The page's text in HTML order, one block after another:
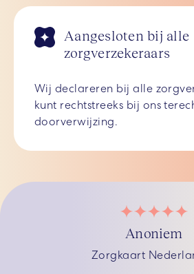
Aangesloten bij alle
zorgverzekeraars
Wij declareren bij alle
kunt rechtstreeks bij ons
doorverwijzing.
Anoniem
Zorgkaart